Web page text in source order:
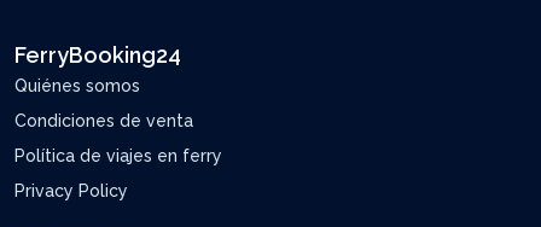
FerryBooking24
Quiénes somos
Condiciones de venta
Política de viajes en ferry
Privacy Policy